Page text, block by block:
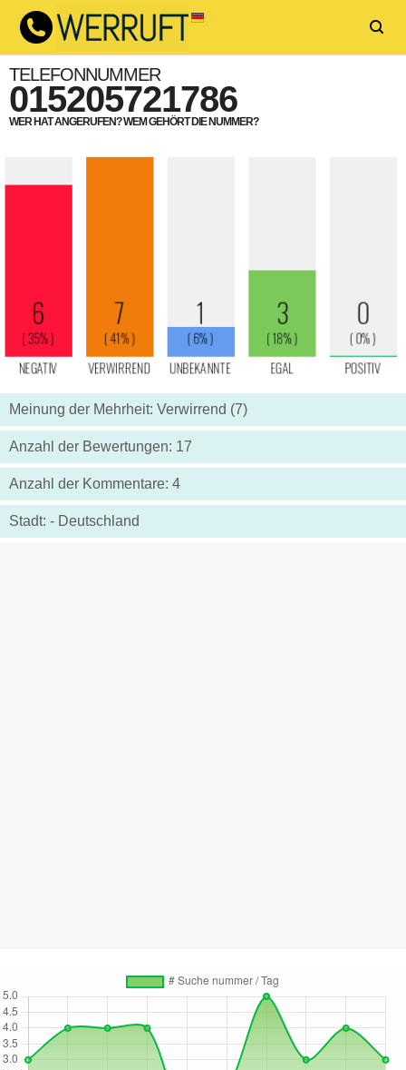
TELEFONNUMMER
015205721786
WER HAT ANGERUFEN? WEM GEHÖRT DIE NUMMER?
Meinung der Mehrheit: Verwirrend (7)
Anzahl der Bewertungen: 17
Anzahl der Kommentare: 4
Stadt: - Deutschland